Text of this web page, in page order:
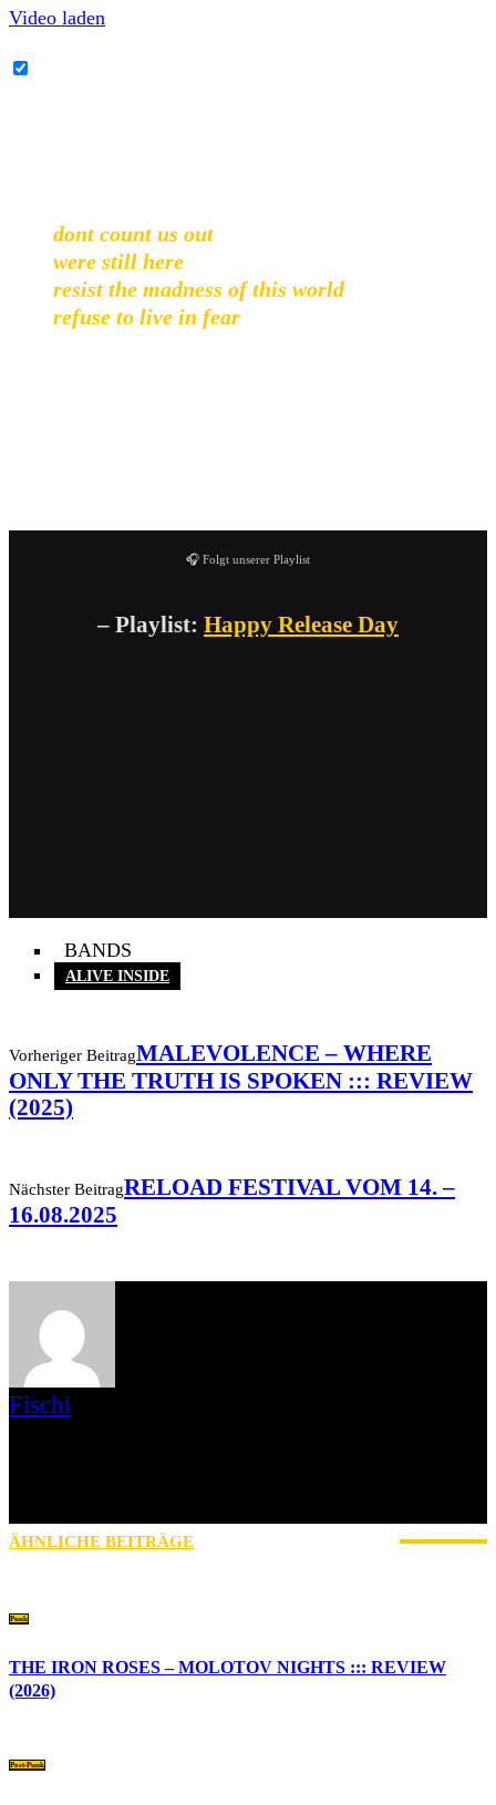
Video laden
dont count us out
were still here
resist the madness of this world
refuse to live in fear
🎧 Folgt unserer Playlist
– Playlist: Happy Release Day
BANDS
ALIVE INSIDE
Vorheriger BeitragMALEVOLENCE – WHERE
ONLY THE TRUTH IS SPOKEN ::: REVIEW
(2025)
Nächster BeitragRELOAD FESTIVAL VOM 14. –
16.08.2025
Fischi
ÄHNLICHE BEITRÄGE
Punk
THE IRON ROSES – MOLOTOV NIGHTS ::: REVIEW
(2026)
Post-Punk